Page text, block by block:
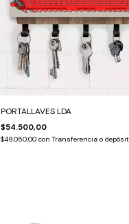
PORTALLAVES LDA
$54.500,00
$49.050,00 con Transferencia o